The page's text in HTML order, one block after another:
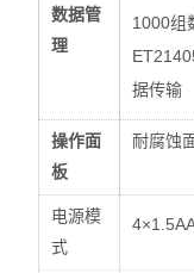
数据管
理
1000组
据传输
操作面
板
耐腐蚀
电源模
式